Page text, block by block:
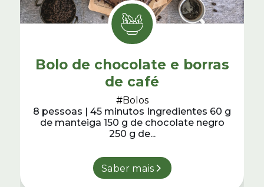
Bolo de chocolate e borras
de café
#Bolos
8 pessoas | 45 minutos Ingredientes 60 g
de manteiga 150 g de chocolate negro
250 g de...
Saber mais